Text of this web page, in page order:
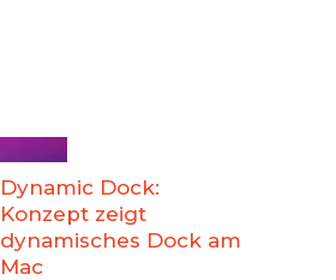
Dynamic Dock:
Konzept zeigt
dynamisches Dock am
Mac